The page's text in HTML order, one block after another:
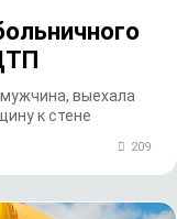
выехала
к стене
209